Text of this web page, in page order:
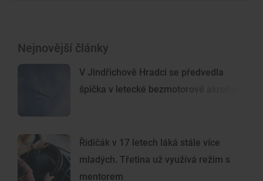
Nejnovější články
V Jindřichově Hradci se předvedla
špička v letecké bezmotorové akrobacii
Řidičák v 17 letech láká stále více
mladých. Třetina už využívá režim s
mentorem